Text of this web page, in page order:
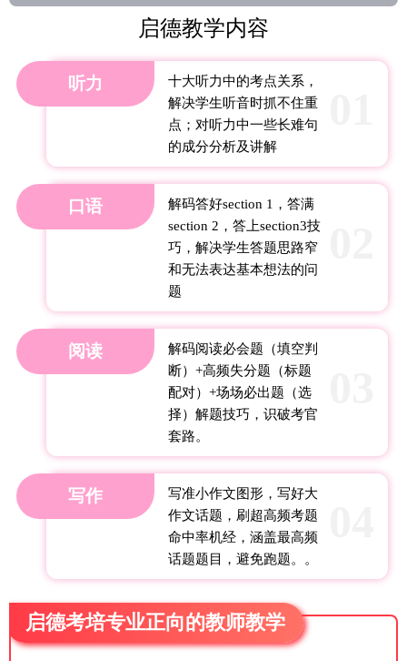
启德教学内容
听力
十大听力中的考点关系，
解决学生听音时抓不住重
点；对听力中一些长难句
的成分分析及讲解
口语
解码答好section 1，答满
section 2，答上section3技
巧，解决学生答题思路窄
和无法表达基本想法的问
题
阅读
解码阅读必会题（填空判
断）+高频失分题（标题
配对）+场场必出题（选
择）解题技巧，识破考官
套路。
写作
写准小作文图形，写好大
作文话题，刷超高频考题
命中率机经，涵盖最高频
话题题目，避免跑题。。
启德考培专业正向的教师教学